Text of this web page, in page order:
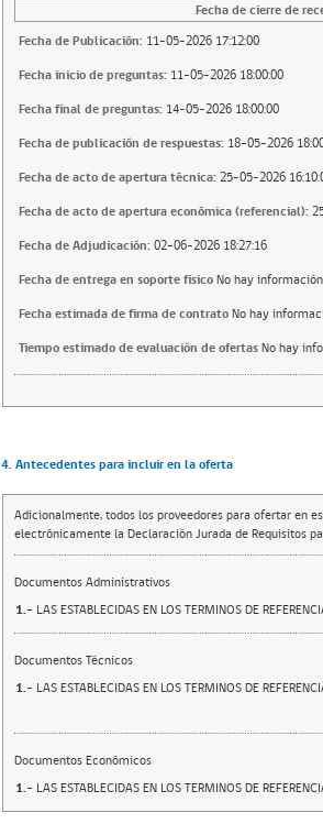
Fecha de cierre de
Fecha de Publicación: 11-05-2026 17:12:00
Fecha inicio de preguntas: 11-05-2026 18:00:00
Fecha final de preguntas: 14-05-2026 18:00:00
Fecha de publicación de respuestas: 18-05-2026
Fecha de acto de apertura técnica: 25-05-2026
Fecha de acto de apertura económica (referencial):
Fecha de Adjudicación: 02-06-2026 18:27:16
Fecha de entrega en soporte fisicoNo hay información
Fecha estimada de firma de contratoNo hay
Tiempo estimado de evaluación de ofertasNo hay
4. Antecedentes para incluir en la oferta
Adicionalmente, todos los proveedores para ofertar en
electrónicamente la Declaración Jurada de Requisitos
Documentos Administrativos
1.- LAS ESTABLECIDAS EN LOS TERMINOS DE
Documentos Técnicos
1.- LAS ESTABLECIDAS EN LOS TERMINOS DE
Documentos Económicos
1.- LAS ESTABLECIDAS EN LOS TERMINOS DE